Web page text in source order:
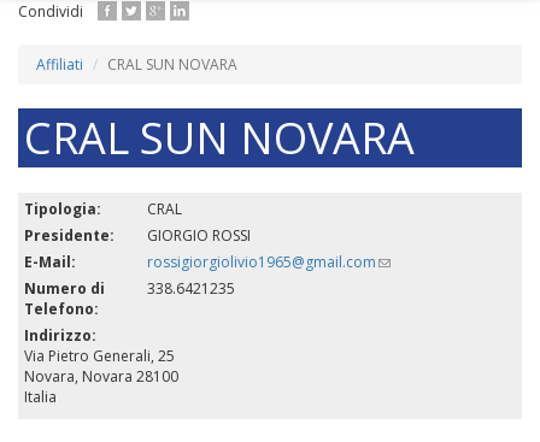
Salta
principale
Condividi
Affiliati CRAL SUN NOVARA
CRAL SUN NOVARA
Tipologia:
CRAL
Presidente:
GIORGIO ROSSI
E-Mail:
rossigiorgiolivio1965@gmail.com(link
Numero di
Telefono:
338.6421235
Indirizzo:
Via Pietro Generali, 25
Novara, Novara 28100
Italia